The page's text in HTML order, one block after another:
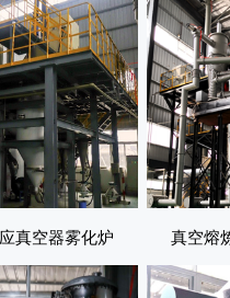
真空器雾化炉
真空熔